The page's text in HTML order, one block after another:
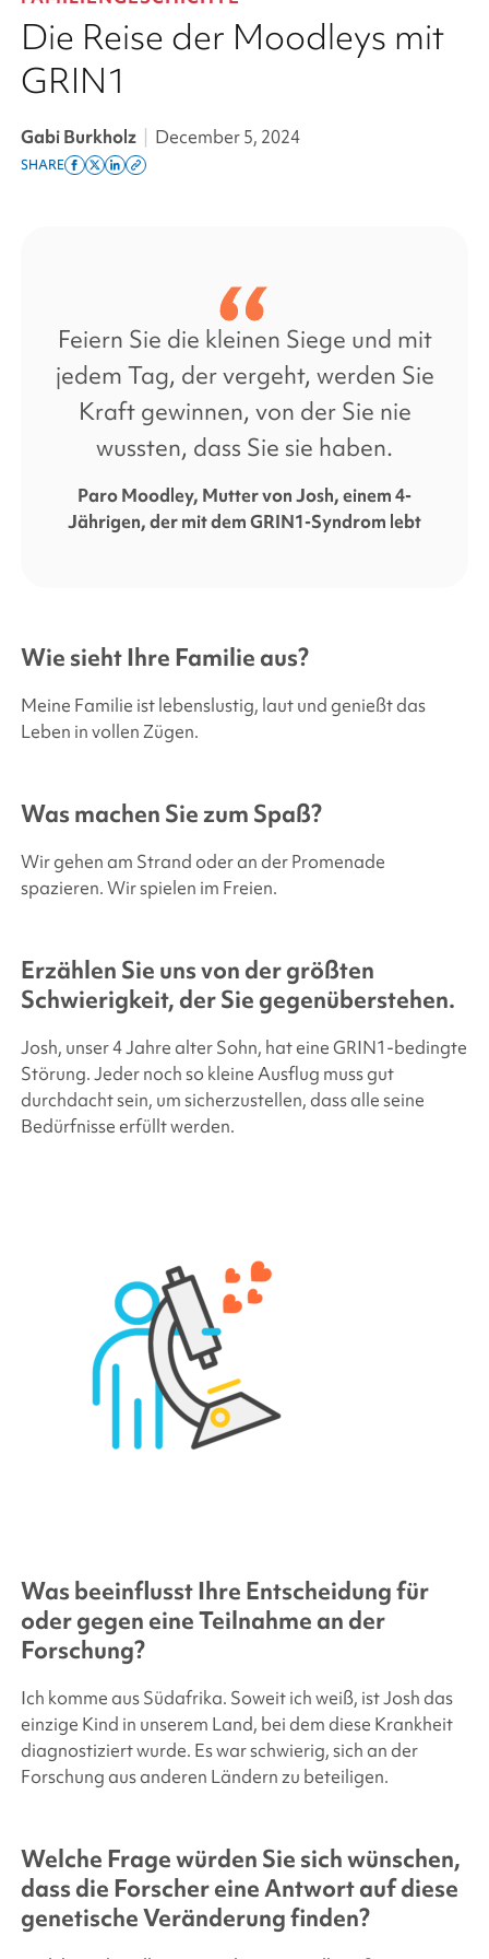
Die Reise der Moodleys mit
GRIN1
Gabi Burkholz December 5, 2024
SHARE
Share
Share
ShareCopy
Feiern Sie die kleinen Siege und mit
jedem Tag, der vergeht, werden Sie
Kraft gewinnen, von der Sie nie
wussten, dass Sie sie haben.
Paro Moodley, Mutter von Josh, einem 4-
Jährigen, der mit dem GRIN1-Syndrom lebt
Wie sieht Ihre Familie aus?
Meine Familie ist lebenslustig, laut und genießt das
Leben in vollen Zügen.
Was machen Sie zum Spaß?
Wir gehen am Strand oder an der Promenade
spazieren. Wir spielen im Freien.
Erzählen Sie uns von der größten
Schwierigkeit, der Sie gegenüberstehen.
Josh, unser 4 Jahre alter Sohn, hat eine GRIN1-bedingte
Störung. Jeder noch so kleine Ausflug muss gut
durchdacht sein, um sicherzustellen, dass alle seine
Bedürfnisse erfüllt werden.
Was beeinflusst Ihre Entscheidung für
oder gegen eine Teilnahme an der
Forschung?
Ich komme aus Südafrika. Soweit ich weiß, ist Josh das
einzige Kind in unserem Land, bei dem diese Krankheit
diagnostiziert wurde. Es war schwierig, sich an der
Forschung aus anderen Ländern zu beteiligen.
Welche Frage würden Sie sich wünschen,
dass die Forscher eine Antwort auf diese
genetische Veränderung finden?